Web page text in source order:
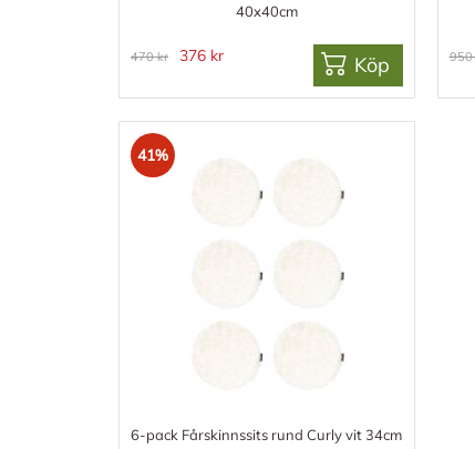
40x40cm
470 kr 376 kr Köp 950
41%
6-pack Fårskinnssits rund Curly vit 34cm